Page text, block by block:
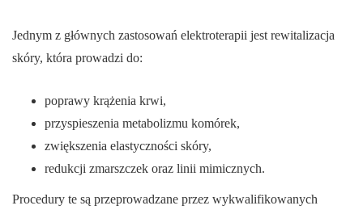
Jednym z głównych zastosowań elektroterapii jest rewitalizacja
skóry, która prowadzi do:
poprawy krążenia krwi,
przyspieszenia metabolizmu komórek,
zwiększenia elastyczności skóry,
redukcji zmarszczek oraz linii mimicznych.
Procedury te są przeprowadzane przez wykwalifikowanych